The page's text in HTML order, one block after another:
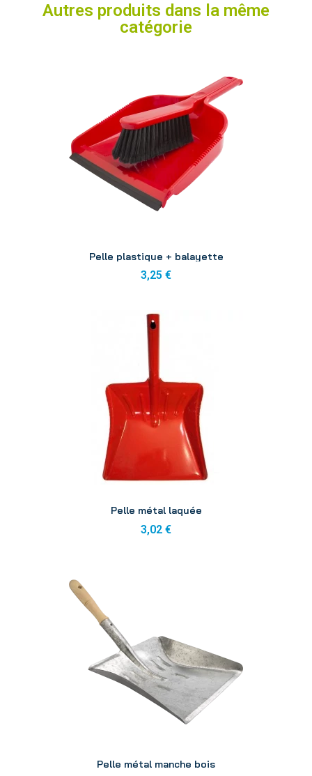
Autres produits dans la même
catégorie
Pelle plastique + balayette
3,25 €
Pelle métal laquée
3,02 €
Pelle métal manche bois